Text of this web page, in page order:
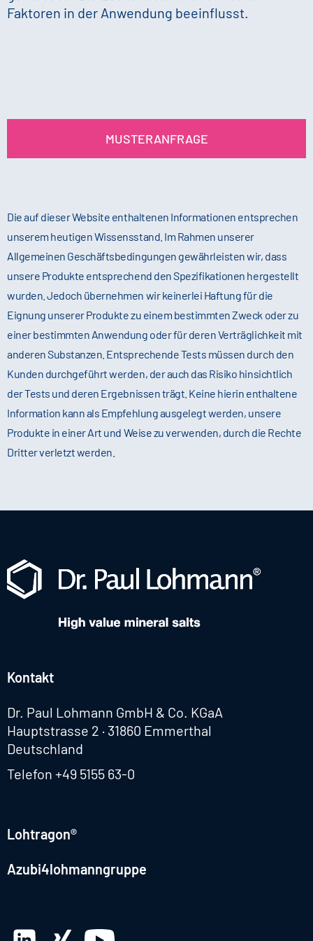
Faktoren in der Anwendung beeinflusst.
MUSTERANFRAGE
Die auf dieser Website enthaltenen Informationen entsprechen
unserem heutigen Wissensstand. Im Rahmen unserer
Allgemeinen Geschäftsbedingungen gewährleisten wir, dass
unsere Produkte entsprechend den Spezifikationen hergestellt
wurden. Jedoch übernehmen wir keinerlei Haftung für die
Eignung unserer Produkte zu einem bestimmten Zweck oder zu
einer bestimmten Anwendung oder für deren Verträglichkeit mit
anderen Substanzen. Entsprechende Tests müssen durch den
Kunden durchgeführt werden, der auch das Risiko hinsichtlich
der Tests und deren Ergebnissen trägt. Keine hierin enthaltene
Information kann als Empfehlung ausgelegt werden, unsere
Produkte in einer Art und Weise zu verwenden, durch die Rechte
Dritter verletzt werden.
Kontakt
Dr. Paul Lohmann GmbH & Co. KGaA
Hauptstrasse 2 · 31860 Emmerthal
Deutschland
Telefon +49 5155 63-0
Lohtragon®
Azubi4lohmanngruppe